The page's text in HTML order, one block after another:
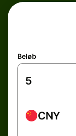
Beløb
CNY